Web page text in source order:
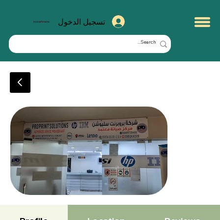
kuwaitmate تسجيل الدخول